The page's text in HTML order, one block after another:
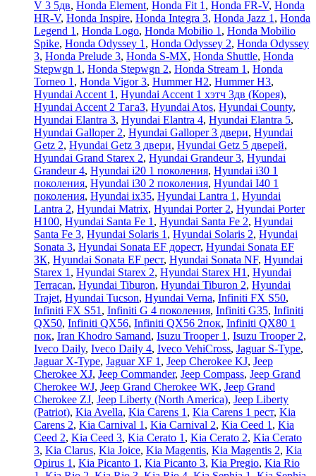
V 3 5дв, Honda Element, Honda Fit 1 , Honda FR-V, Honda
HR-V, Honda Inspire, Honda Integra 3, Honda Jazz 1 , Honda
Legend 1 , Honda Logo, Honda Mobilio 1 , Honda Mobilio
Spike, Honda Odyssey 1 , Honda Odyssey 2, Honda Odyssey
3, Honda Prelude 3, Honda S-MX, Honda Shuttle, Honda
Stepwgn 1 , Honda Stepwgn 2, Honda Stream 1 , Honda
Torneo 1 , Honda Vigor 3, Hummer H2, Hummer H3,
Hyundai Accent 1 , Hyundai Accent 1 хэтч 3дв (Корея),
Hyundai Accent 2 ТагаЗ, Hyundai Atos, Hyundai County,
Hyundai Elantra 3, Hyundai Elantra 4, Hyundai Elantra 5,
Hyundai Galloper 2, Hyundai Galloper 3 двери, Hyundai
Getz 2, Hyundai Getz 3 двери, Hyundai Getz 5 дверей,
Hyundai Grand Starex 2, Hyundai Grandeur 3, Hyundai
Grandeur 4, Hyundai i20 1 поколения, Hyundai i30 1
поколения, Hyundai i30 2 поколения, Hyundai I40 1
поколения, Hyundai ix35, Hyundai Lantra 1 , Hyundai
Lantra 2, Hyundai Matrix, Hyundai Porter 2, Hyundai Porter
H100, Hyundai Santa Fe 1 , Hyundai Santa Fe 2, Hyundai
Santa Fe 3, Hyundai Solaris 1 , Hyundai Solaris 2, Hyundai
Sonata 3, Hyundai Sonata EF дорест, Hyundai Sonata EF
ЗК, Hyundai Sonata EF рест, Hyundai Sonata NF, Hyundai
Starex 1 , Hyundai Starex 2, Hyundai Starex H1 , Hyundai
Terracan, Hyundai Tiburon, Hyundai Tiburon 2, Hyundai
Trajet, Hyundai Tucson, Hyundai Verna, Infiniti FX S50,
Infiniti FX S51 , Infiniti G 4 поколения, Infiniti G35, Infiniti
QX50, Infiniti QX56, Infiniti QX56 2пок, Infiniti QX80 1
пок, Iran Khodro Samand, Isuzu Trooper 1 , Isuzu Trooper 2,
Iveco Daily, Iveco Daily 4, Iveco VehiCross, Jaguar S-Type,
Jaguar X-Type, Jaguar XF 1 , Jeep Cherokee KJ, Jeep
Cherokee XJ, Jeep Commander, Jeep Compass, Jeep Grand
Cherokee WJ, Jeep Grand Cherokee WK, Jeep Grand
Cherokee ZJ, Jeep Liberty (North America), Jeep Liberty
(Patriot), Kia Avella, Kia Carens 1 , Kia Carens 1 рест, Kia
Carens 2, Kia Carnival 1 , Kia Carnival 2, Kia Ceed 1 , Kia
Ceed 2, Kia Ceed 3, Kia Cerato 1 , Kia Cerato 2, Kia Cerato
3, Kia Clarus, Kia Joice, Kia Magentis, Kia Magentis 2, Kia
Opirus 1 , Kia Picanto 1 , Kia Picanto 3, Kia Pregio, Kia Rio